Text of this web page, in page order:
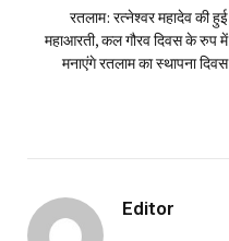
रतलाम: रत्नेश्वर महादेव की हुई
महाआरती, कल गौरव दिवस के रुप में
मनाएंगे रतलाम का स्थापना दिवस
Editor